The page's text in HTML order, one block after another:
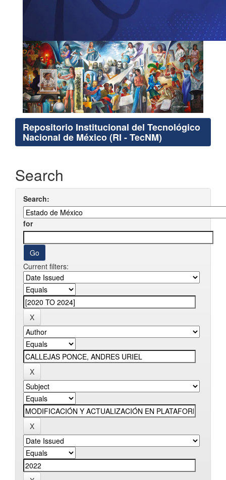
Repositorio Institucional del Tecnológico
Nacional de México (RI - TecNM)
Search
Search:
for
Current filters: